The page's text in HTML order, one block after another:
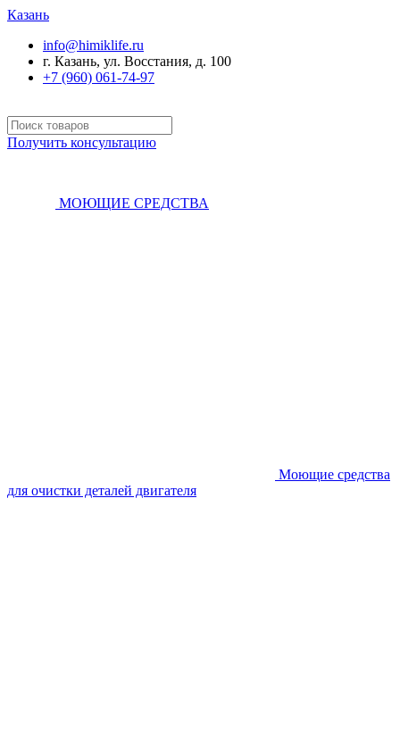
Казань
info@himiklife.ru
г. Казань, ул. Восстания, д. 100
+7 (960) 061-74-97
Получить консультацию
МОЮЩИЕ СРЕДСТВА
Моющие средства
для очистки деталей двигателя